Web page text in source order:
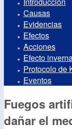
Causas
Evidencias
Efectos
Acciones
Efecto
Protocolo de
Eventos
Fuegos
dañar el